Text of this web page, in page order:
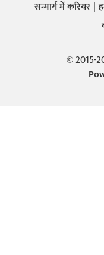
सन्मार्ग में करियर
© 2015-